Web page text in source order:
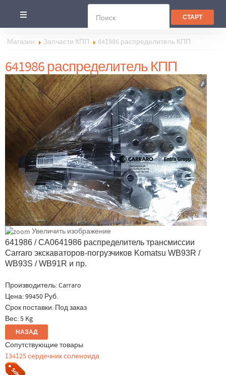
Магазин Запчасти КПП 641986 распределитель КПП
641986 распределитель КПП
Увеличить изображение
641986 / CA0641986 распределитель трансмиссии
Carraro экскаваторов-погрузчиков Komatsu WB93R /
WB93S / WB91R и пр.
Производитель:Carraro
Цена:99450 Руб.
Срок поставки: Под заказ
Вес:5 Kg
Сопутствующие товары
134125 сердечник соленоида